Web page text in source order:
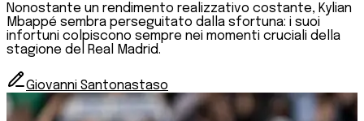
Nonostante un rendimento realizzativo costante, Kylian
Mbappé sembra perseguitato dalla sfortuna: i suoi
infortuni colpiscono sempre nei momenti cruciali della
stagione del Real Madrid.
Giovanni Santonastaso